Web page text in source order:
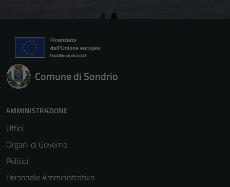
Comune di Sondrio
AMMINISTRAZIONE
Uffici
Organi di Governo
Politici
Personale Amministrativo